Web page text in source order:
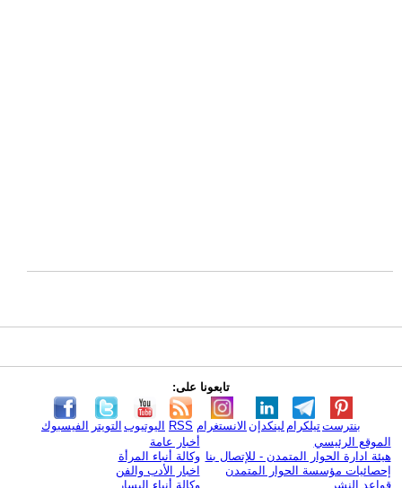
تابعونا على:
الفيسبوك التويتر اليوتيوب RSS الانستغرام لينكدإن تيلكرامبنترست
الموقع الرئيسي
هيئة ادارة الحوار المتمدن - للإتصال بنا
إحصائيات مؤسسة الحوار المتمدن
قواعد النشر
أخبار عامة
وكالة أنباء المرأة
اخبار الأدب والفن
وكالة أنباء اليسار